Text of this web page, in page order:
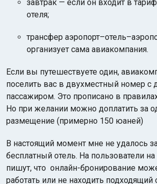
завтрак — если он входит в
отеля;
трансфер
организует сама авиакомпания.
Если вы путешествуете один,
поселить вас в двухместный номер с
пассажиром. Это прописано в
Но при желании можно доплатить за
размещение (примерно 150 юаней)
В настоящий момент мне не удалось
бесплатный отель. На пользователи
пишут, что онлайн-бронирование
работать или не находить подходящий